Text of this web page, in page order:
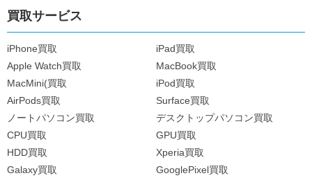
買取サービス
iPhone買取
iPad買取
Apple Watch買取
MacBook買取
MacMini(買取
iPod買取
AirPods買取
Surface買取
ノートパソコン買取
デスクトップパソコン買取
CPU買取
GPU買取
HDD買取
Xperia買取
Galaxy買取
GooglePixel買取